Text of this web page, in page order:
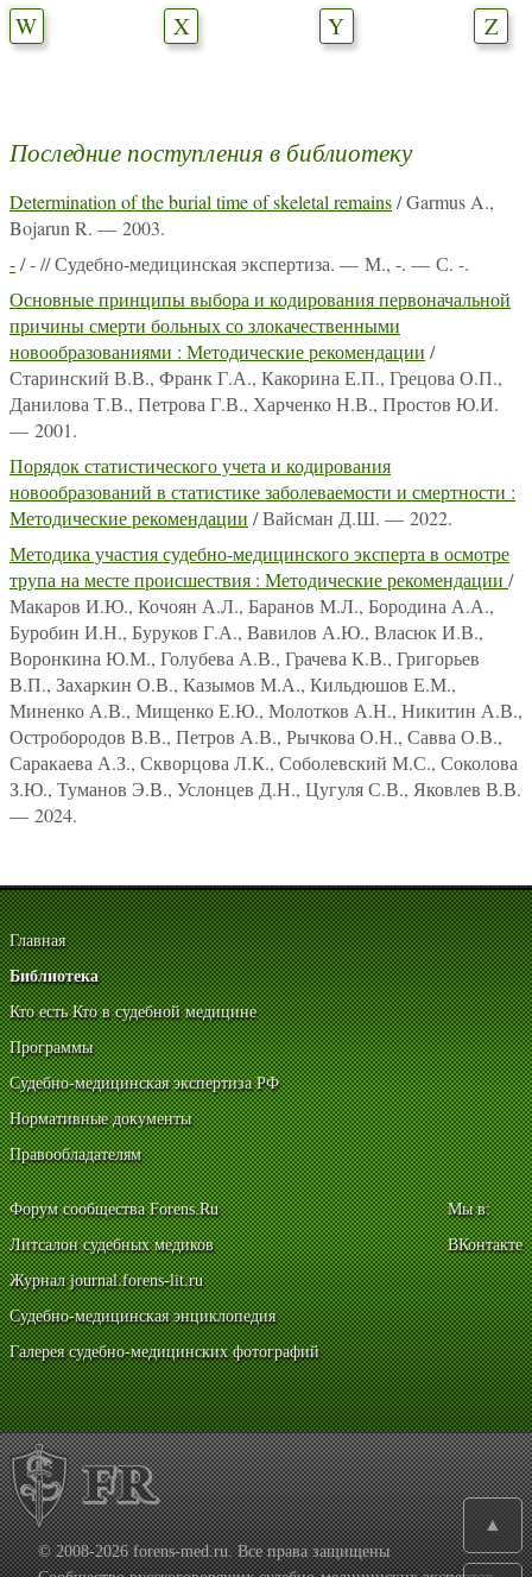
W
X Y Z
Последние поступления в библиотеку
Determination of the burial time of skeletal remains/ Garmus A.,
Bojarun R. — 2003.
-/ - // Судебно-медицинская экспертиза. — М., -. — С. -.
Основные принципы выбора и кодирования первоначальной
причины смерти больных со злокачественными
новообразованиями : Методические рекомендации /
Старинский В.В., Франк Г.А., Какорина Е.П., Грецова О.П.,
Данилова Т.В., Петрова Г.В., Харченко Н.В., Простов Ю.И.
— 2001.
Порядок статистического учета и кодирования
новообразований в статистике заболеваемости и смертности :
Методические рекомендации / Вайсман Д.Ш. — 2022.
Методика участия судебно-медицинского эксперта в осмотре
трупа на месте происшествия : Методические рекомендации /
Макаров И.Ю., Кочоян А.Л., Баранов М.Л., Бородина А.А.,
Буробин И.Н., Буруков Г.А., Вавилов А.Ю., Власюк И.В.,
Воронкина Ю.М., Голубева А.В., Грачева К.В., Григорьев
В.П., Захаркин О.В., Казымов М.А., Кильдюшов Е.М.,
Миненко А.В., Мищенко Е.Ю., Молотков А.Н., Никитин А.В.,
Остробородов В.В., Петров А.В., Рычкова О.Н., Савва О.В.,
Саракаева А.З., Скворцова Л.К., Соболевский М.С., Соколова
З.Ю., Туманов Э.В., Услонцев Д.Н., Цугуля С.В., Яковлев В.В.
— 2024.
Главная
Библиотека
Кто есть Кто в судебной медицине
Программы
Судебно-медицинская экспертиза РФ
Нормативные документы
Правообладателям
Форум сообщества Forens.Ru
Литсалон судебных медиков
Журнал journal.forens-lit.ru
Судебно-медицинская энциклопедия
Галерея судебно-медицинских фотографий
Мы в:
ВКонтакте
© 2008-2026 forens-med.ru. Все права защищены
▲